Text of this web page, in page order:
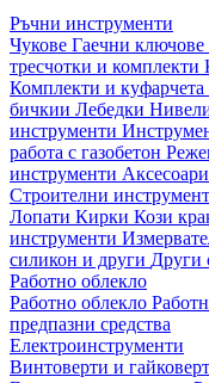
Ръчни инструменти
Чукове Гаечни ключове
тресчотки и комплекти
Комплекти и куфарчета
бичкии Лебедки
инструменти
работа с газобетон
инструменти
Строителни
Лопати Кирки Кози
инструменти
силикон и други Други
Работно облекло
Работно облекло
предпазни средства
Електроинструменти
Винтоверти и